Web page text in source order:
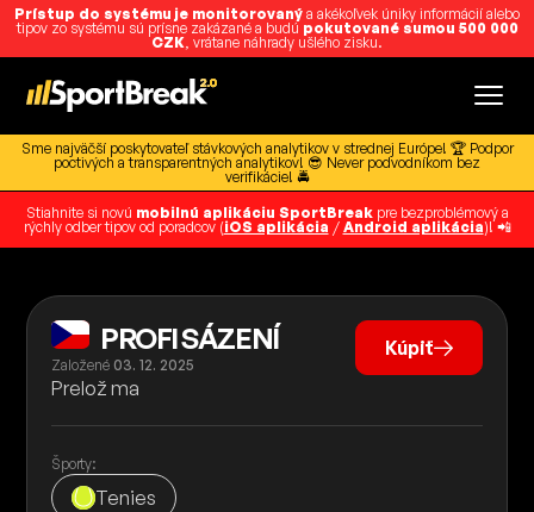
Prístup do systému je monitorovaný a akékoľvek úniky informácií alebo
tipov zo systému sú prísne zakázané a budú pokutované sumou 500 000
CZK, vrátane náhrady ušlého zisku.
Sme najväčší poskytovateľ stávkových analytikov v strednej Európe! 🏆 Podpor
poctivých a transparentných analytikov! 😎 Never podvodníkom bez
verifikácie! 🚔
Stiahnite si novú mobilnú aplikáciu SportBreakpre bezproblémový a
rýchly odber tipov od poradcov (iOS aplikácia / Android aplikácia)! 📲
PROFI SÁZENÍ
Založené 03. 12. 2025
Kúpiť
Prelož ma
Športy:
Tenies